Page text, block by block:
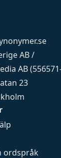
ordspråk
AB /
AB
23